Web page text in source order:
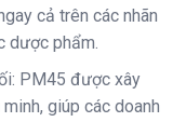
cả trên các nhãn
dược phẩm.
PM45 được xây
giúp các doanh